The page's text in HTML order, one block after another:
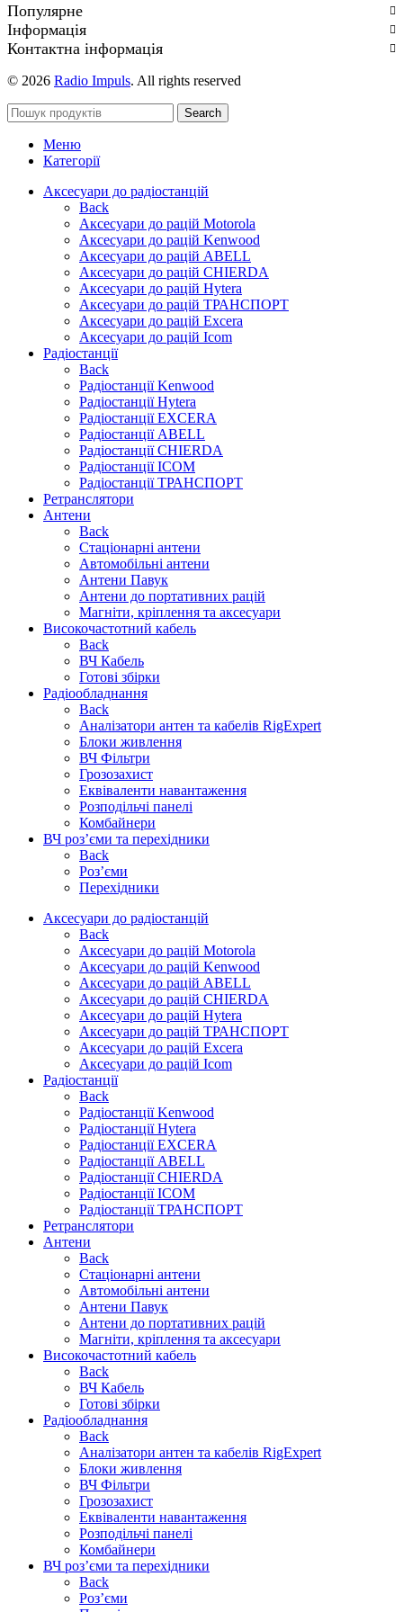
Популярне
Інформація
Контактна інформація
© 2026 Radio Impuls. All rights reserved
Search
Меню
Категорії
Аксесуари до радіостанцій
Back
Аксесуари до рацій Motorola
Аксесуари до рацій Kenwood
Аксесуари до рацій ABELL
Аксесуари до рацій CHIERDA
Аксесуари до рацій Hytera
Аксесуари до рацій ТРАНСПОРТ
Аксесуари до рацій Excera
Аксесуари до рацій Icom
Радіостанції
Back
Радіостанції Kenwood
Радіостанції Hytera
Радіостанції EXCERA
Радіостанції ABELL
Радіостанції CHIERDA
Радіостанції ICOM
Радіостанції ТРАНСПОРТ
Ретранслятори
Антени
Back
Стаціонарні антени
Автомобільні антени
Антени Павук
Антени до портативних рацій
Магніти, кріплення та аксесуари
Високочастотний кабель
Back
ВЧ Кабель
Готові збірки
Радіообладнання
Back
Аналізатори антен та кабелів RigExpert
Блоки живлення
ВЧ Фільтри
Грозозахист
Еквіваленти навантаження
Розподільчі панелі
Комбайнери
ВЧ роз’єми та перехідники
Back
Роз’єми
Перехідники
Аксесуари до радіостанцій
Back
Аксесуари до рацій Motorola
Аксесуари до рацій Kenwood
Аксесуари до рацій ABELL
Аксесуари до рацій CHIERDA
Аксесуари до рацій Hytera
Аксесуари до рацій ТРАНСПОРТ
Аксесуари до рацій Excera
Аксесуари до рацій Icom
Радіостанції
Back
Радіостанції Kenwood
Радіостанції Hytera
Радіостанції EXCERA
Радіостанції ABELL
Радіостанції CHIERDA
Радіостанції ICOM
Радіостанції ТРАНСПОРТ
Ретранслятори
Антени
Back
Стаціонарні антени
Автомобільні антени
Антени Павук
Антени до портативних рацій
Магніти, кріплення та аксесуари
Високочастотний кабель
Back
ВЧ Кабель
Готові збірки
Радіообладнання
Back
Аналізатори антен та кабелів RigExpert
Блоки живлення
ВЧ Фільтри
Грозозахист
Еквіваленти навантаження
Розподільчі панелі
Комбайнери
ВЧ роз’єми та перехідники
Back
Роз’єми